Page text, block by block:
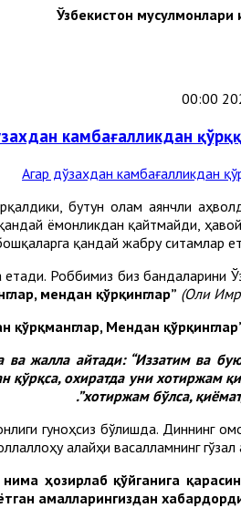
Ўзбекистон
камбағалликдан
бутун олам аянчли
ёмонликдан қайтмайди,
қандай жабру ситамлар
Роббимиз биз бандаларини
мендан қўрқинглар” (Оли
ва жалла айтади: “Иззатим ва
охиратда уни хотиржам
хотиржам бўлса,
.
гуноҳсиз бўлишда. Диннинг
алайҳи васалламнинг гўзал
ҳозирлаб қўйганига
амалларингиздан